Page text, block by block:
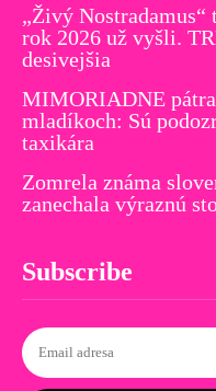
„Živý Nostradamus“
rok 2026 už vyšli.
desivejšia
MIMORIADNE
mladíkoch: Sú
taxikára
Zomrela známa
zanechala výraznú
Subscribe